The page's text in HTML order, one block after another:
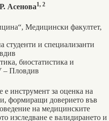
Асенова1, 2
Медицински факултет,
студенти и специализанти
биостатистика и
– Пловдив
инструмент за оценка на
формиращи доверието във
на медицинските
изследване е валидирането и